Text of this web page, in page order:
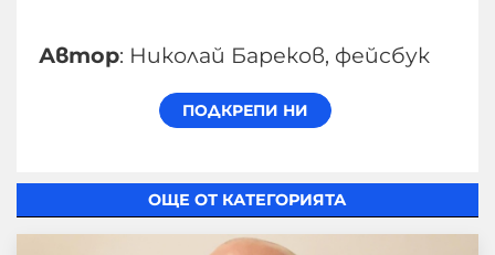
Автор: Николай Бареков, фейсбук
ОЩЕ ОТ КАТЕГОРИЯТА